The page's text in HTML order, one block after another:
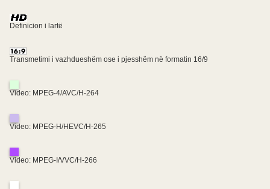
Definicion i lartë
Transmetimi i vazhdueshëm ose i pjesshëm në formatin 16/9
Video: MPEG-4/AVC/H-264
Video: MPEG-H/HEVC/H-265
Video: MPEG-I/VVC/H-266